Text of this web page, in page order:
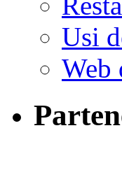
Usi
Web